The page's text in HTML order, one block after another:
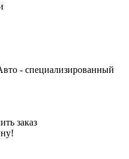
- специализированный
заказ